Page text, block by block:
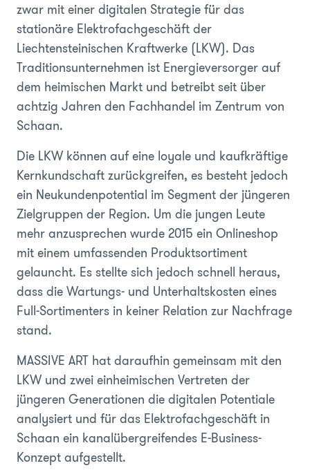
zwar mit einer digitalen Strategie für das
stationäre Elektrofachgeschäft der
Liechtensteinischen Kraftwerke (LKW). Das
Traditionsunternehmen ist Energieversorger auf
dem heimischen Markt und betreibt seit über
achtzig Jahren den Fachhandel im Zentrum von
Schaan.
Die LKW können auf eine loyale und kaufkräftige
Kernkundschaft zurückgreifen, es besteht jedoch
ein Neukundenpotential im Segment der jüngeren
Zielgruppen der Region. Um die jungen Leute
mehr anzusprechen wurde 2015 ein Onlineshop
mit einem umfassenden Produktsortiment
gelauncht. Es stellte sich jedoch schnell heraus,
dass die Wartungs- und Unterhaltskosten eines
Full-Sortimenters in keiner Relation zur Nachfrage
stand.
MASSIVE ART hat daraufhin gemeinsam mit den
LKW und zwei einheimischen Vertreten der
jüngeren Generationen die digitalen Potentiale
analysiert und für das Elektrofachgeschäft in
Schaan ein kanalübergreifendes E-Business-
Konzept aufgestellt.